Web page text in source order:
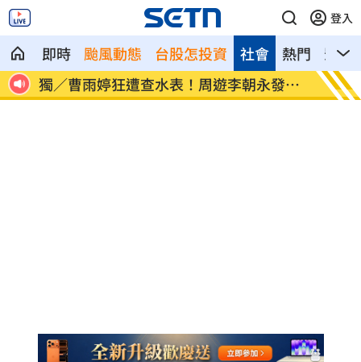
登入
即時 颱風動態 台股怎投資 熱門 影音
社會
災
獨／曹雨婷狂遭查水表！周遊李朝永發聲
了
車內
頭